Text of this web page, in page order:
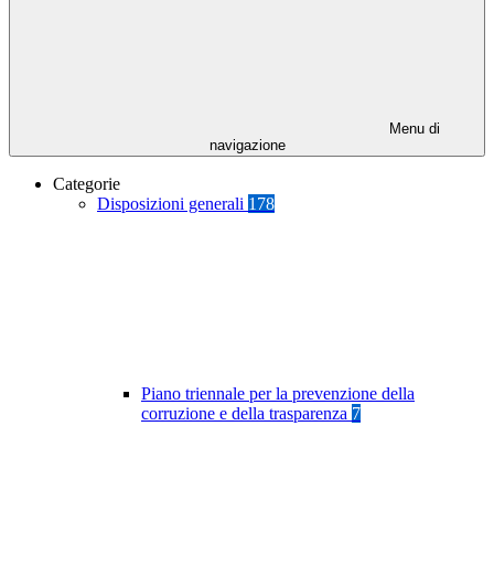
Menu di
navigazione
Categorie
Disposizioni generali 178
Piano triennale per la prevenzione della
corruzione e della trasparenza 7